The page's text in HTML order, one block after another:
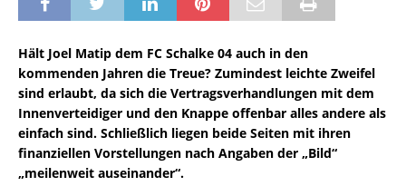
Hält Joel Matip dem FC Schalke 04 auch in den
kommenden Jahren die Treue? Zumindest leichte Zweifel
sind erlaubt, da sich die Vertragsverhandlungen mit dem
Innenverteidiger und den Knappe offenbar alles andere als
einfach sind. Schließlich liegen beide Seiten mit ihren
finanziellen Vorstellungen nach Angaben der „Bild“
„meilenweit auseinander“.